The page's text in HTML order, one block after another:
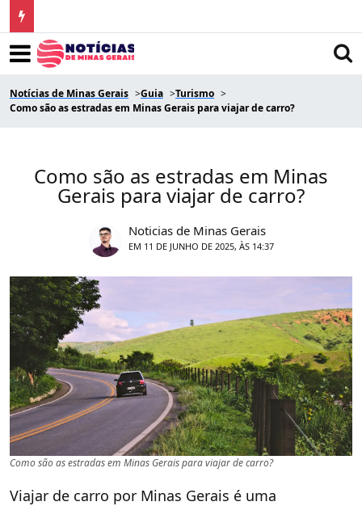
Notícias de Minas Gerais Guia
Turismo
Como são as estradas em Minas Gerais para viajar de carro?
Como são as estradas em Minas
Gerais para viajar de carro?
Noticias de Minas Gerais
EM 11 DE JUNHO DE 2025, ÀS 14:37
Como são as estradas em Minas Gerais para viajar de carro?
Viajar de carro por Minas Gerais é uma